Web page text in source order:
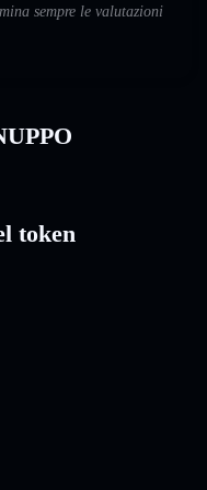
sempre le valutazioni
token